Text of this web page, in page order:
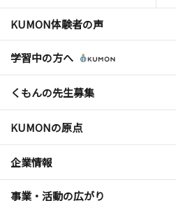
KUMON体験者の声
学習中の方へ
くもんの先生募集
KUMONの原点
企業情報
事業・活動の広がり